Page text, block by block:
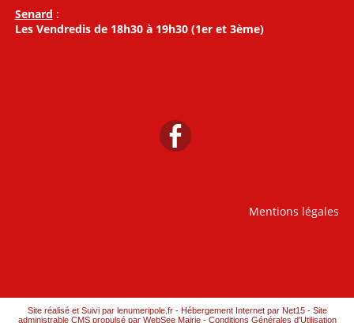
Senard :
Les Vendredis de 18h30 à 19h30 (1er et 3ème)
Mentions légales
Site réalisé et Suivi par lenumeripole.fr- Hébergement Internet par Net15- Site
administrable CMS propulsé par WebSee Mairie- Conditions Générales d'Utilisation